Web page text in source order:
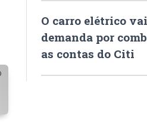
O carro elétrico
demanda por
as contas do Citi